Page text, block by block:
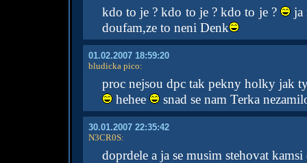
kdo to je ? kdo to je ? kdo to je ?
ja
doufam,ze to neni Denk
01.02.2007 18:59:20
bludicka pico:
proc nejsou dpc tak pekny holky jak
hehee
snad se nam Terka
30.01.2007 22:35:42
N3CR0S:
doprdele a ja se musim stehovat